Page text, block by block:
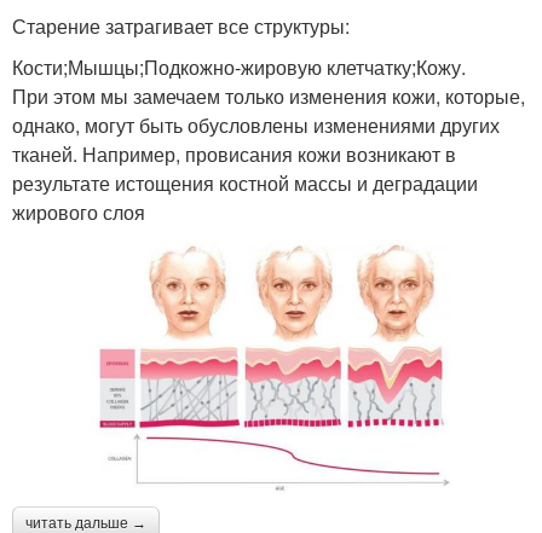
Старение затрагивает все структуры:
Кости;Мышцы;Подкожно-жировую клетчатку;Кожу.
При этом мы замечаем только изменения кожи, которые,
однако, могут быть обусловлены изменениями других
тканей. Например, провисания кожи возникают в
результате истощения костной массы и деградации
жирового слоя
читать дальше →